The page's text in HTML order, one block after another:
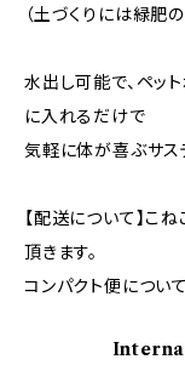
（土づくりには緑肥
水出し可能で、ペッ
に入れるだけで
気軽に体が喜ぶサス
【配送について】こ
頂きます。
コンパクト便につい